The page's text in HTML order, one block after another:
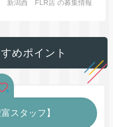
新潟西 FLR店 の募集情報
めポイント
スタッフ】